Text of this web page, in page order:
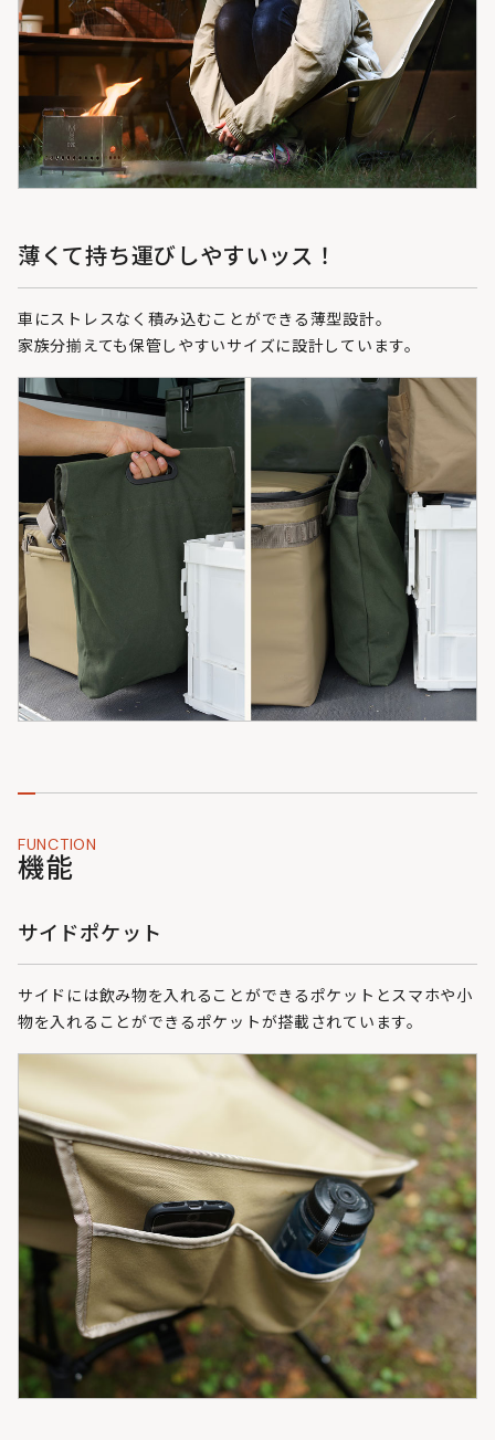
薄くて持ち運びしやすいッス！
車にストレスなく積み込むことができる薄型設計。
家族分揃えても保管しやすいサイズに設計しています。
FUNCTION
機能
サイドポケット
サイドには飲み物を入れることができるポケットとスマホや小
物を入れることができるポケットが搭載されています。